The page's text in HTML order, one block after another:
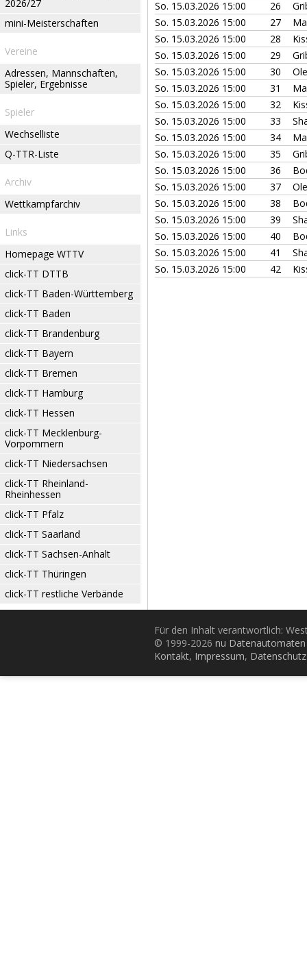
2026/27
mini-Meisterschaften
Vereine
Adressen, Mannschaften,
Spieler, Ergebnisse
Spieler
Wechselliste
Q-TTR-Liste
Archiv
Wettkampfarchiv
Links
Homepage WTTV
click-TT DTTB
click-TT Baden-Württemberg
click-TT Baden
click-TT Brandenburg
click-TT Bayern
click-TT Bremen
click-TT Hamburg
click-TT Hessen
click-TT Mecklenburg-
Vorpommern
click-TT Niedersachsen
click-TT Rheinland-
Rheinhessen
click-TT Pfalz
click-TT Saarland
click-TT Sachsen-Anhalt
click-TT Thüringen
click-TT restliche Verbände
So. 15.03.2026 15:00
26
So. 15.03.2026 15:00
27
So. 15.03.2026 15:00
28
So. 15.03.2026 15:00
29
So. 15.03.2026 15:00
30
So. 15.03.2026 15:00
31
So. 15.03.2026 15:00
32
So. 15.03.2026 15:00
33
So. 15.03.2026 15:00
34
So. 15.03.2026 15:00
35
So. 15.03.2026 15:00
36
So. 15.03.2026 15:00
37
So. 15.03.2026 15:00
38
So. 15.03.2026 15:00
39
So. 15.03.2026 15:00
40
So. 15.03.2026 15:00
41
So. 15.03.2026 15:00
42
Für den Inhalt verantwortlich:
© 1999-2026 nu
Kontakt, Impressum, Datenschutz